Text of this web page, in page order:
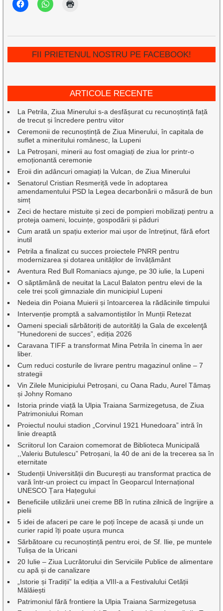
FII PRIETENUL NOSTRU PE FACEBOOK!
ARTICOLE RECENTE
La Petrila, Ziua Minerului s-a desfășurat cu recunoștință față
de trecut și încredere pentru viitor
Ceremonii de recunoștință de Ziua Minerului, în capitala de
suflet a mineritului românesc, la Lupeni
La Petroșani, minerii au fost omagiați de ziua lor printr-o
emoționantă ceremonie
Eroii din adâncuri omagiați la Vulcan, de Ziua Minerului
Senatorul Cristian Resmeriță vede în adoptarea
amendamentului PSD la Legea decarbonării o măsură de bun
simț
Zeci de hectare mistuite și zeci de pompieri mobilizați pentru a
proteja oameni, locuințe, gospodării și păduri
Cum arată un spațiu exterior mai ușor de întreținut, fără efort
inutil
Petrila a finalizat cu succes proiectele PNRR pentru
modernizarea și dotarea unităților de învățământ
Aventura Red Bull Romaniacs ajunge, pe 30 iulie, la Lupeni
O săptămână de neuitat la Lacul Balaton pentru elevi de la
cele trei școli gimnaziale din municipiul Lupeni
Nedeia din Poiana Muierii și întoarcerea la rădăcinile timpului
Intervenție promptă a salvamontiștilor în Munții Retezat
Oameni speciali sărbătoriți de autorități la Gala de excelenţă
”Hunedoreni de succes”, ediția 2026
Caravana TIFF a transformat Mina Petrila în cinema în aer
liber.
Cum reduci costurile de livrare pentru magazinul online – 7
strategii
Vin Zilele Municipiului Petroșani, cu Oana Radu, Aurel Tămaș
și Johny Romano
Istoria prinde viață la Ulpia Traiana Sarmizegetusa, de Ziua
Patrimoniului Roman
Proiectul noului stadion „Corvinul 1921 Hunedoara” intră în
linie dreaptă
Scriitorul Ion Caraion comemorat de Biblioteca Municipală
,,Valeriu Butulescu” Petroșani, la 40 de ani de la trecerea sa în
eternitate
Studenții Universității din București au transformat practica de
vară într-un proiect cu impact în Geoparcul Internațional
UNESCO Țara Hațegului
Beneficiile utilizării unei creme BB în rutina zilnică de îngrijire a
pielii
5 idei de afaceri pe care le poți începe de acasă și unde un
curier rapid îți poate ușura munca
Sărbătoare cu recunoștință pentru eroi, de Sf. Ilie, pe muntele
Tulișa de la Uricani
20 Iulie – Ziua Lucrătorului din Serviciile Publice de alimentare
cu apă și de canalizare
„Istorie și Tradiții” la ediția a VIII-a a Festivalului Cetății
Mălăiești
Patrimoniul fără frontiere la Ulpia Traiana Sarmizegetusa